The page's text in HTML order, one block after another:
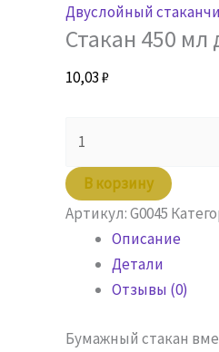
Двуслойный
Стакан 450
10,03₽
товара
Стакан
450
двухслойный
В корзину
Артикул:G0045
Описание
Детали
Отзывы (0)
Бумажный стакан